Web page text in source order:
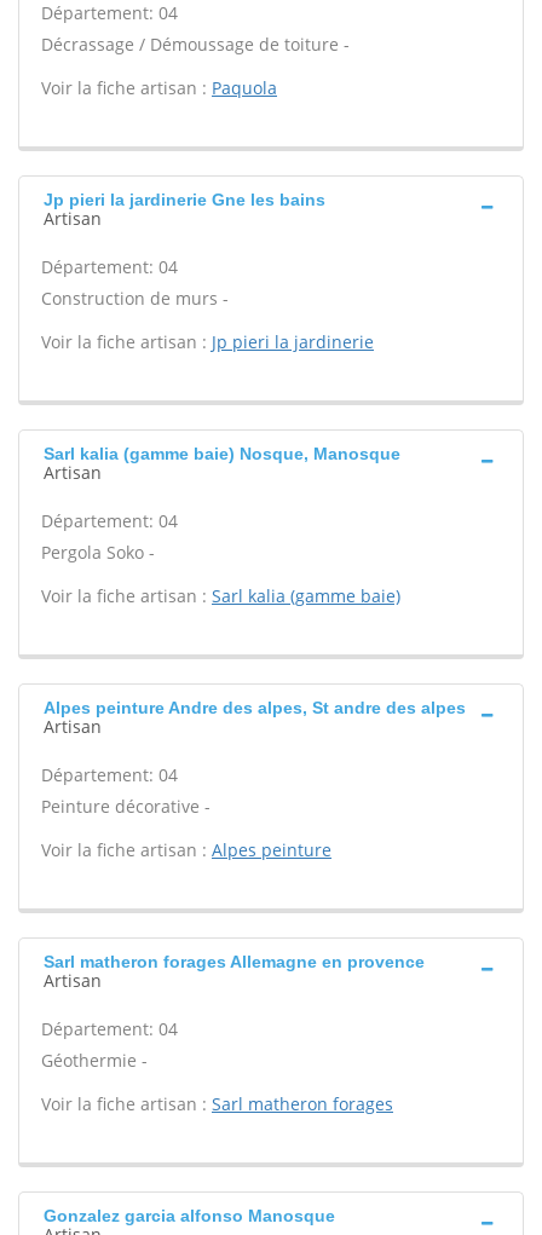
Département: 04
Décrassage / Démoussage de toiture -
Voir la fiche artisan : Paquola
Jp pieri la jardinerie Gne les bains
Artisan
Département: 04
Construction de murs -
Voir la fiche artisan : Jp pieri la jardinerie
Sarl kalia (gamme baie) Nosque, Manosque
Artisan
Département: 04
Pergola Soko -
Voir la fiche artisan : Sarl kalia (gamme baie)
Alpes peinture Andre des alpes, St andre des alpes
Artisan
Département: 04
Peinture décorative -
Voir la fiche artisan : Alpes peinture
Sarl matheron forages Allemagne en provence
Artisan
Département: 04
Géothermie -
Voir la fiche artisan : Sarl matheron forages
Gonzalez garcia alfonso Manosque